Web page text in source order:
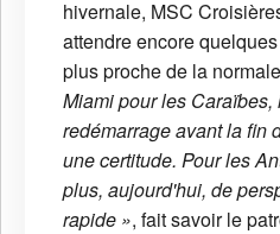
hivernale, MSC
attendre encore
plus proche de la
Miami pour les
redémarrage avant la fin
une certitude. Pour les
plus, aujourd'hui, de
rapide », fait savoir le